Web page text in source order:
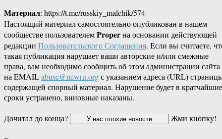
Материал: https://t.me/russkiy_malchik/574
Настоящий материал самостоятельно опубликован в нашем
сообществе пользователемProperна основании действующей
редакции Пользовательского Соглашения. Если вы считаете,
такая публикация нарушает ваши авторские и/или смежные
права, вам необходимо сообщить об этом администрации сайта
на EMAILabuse@newru.orgс указанием адреса (URL)
содержащей спорный материал. Нарушение будет в кратчайшие
сроки устранено, виновные наказаны.
Дочитал до конца?
Жми кнопку!